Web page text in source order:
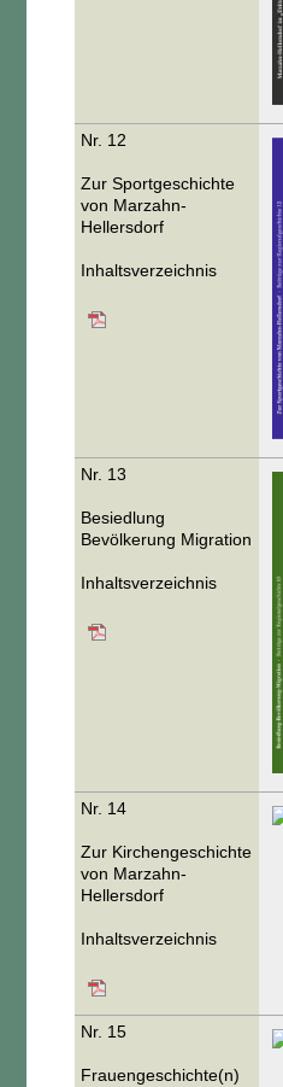
Nr. 12
Zur Sportgeschichte
von Marzahn-
Hellersdorf
Inhaltsverzeichnis
Nr. 13
Besiedlung
Bevölkerung Migration
Inhaltsverzeichnis
Nr. 14
Zur Kirchengeschichte
von Marzahn-
Hellersdorf
Inhaltsverzeichnis
Nr. 15
Frauengeschichte(n)